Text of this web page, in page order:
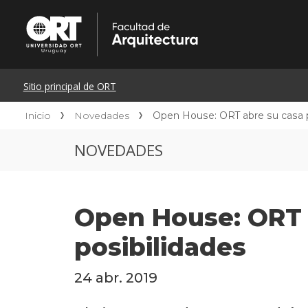
Inicio Novedades Open House: ORT abre su
NOVEDADES
Open House:
posibilidades
24 abr. 2019